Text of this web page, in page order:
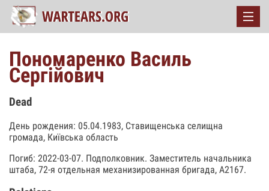
Пономаренко Василь
Сергійович
Dead
День рождения: 05.04.1983, Ставищенська селищна
громада, Київська область
Погиб: 2022-03-07. Подполковник. Заместитель начальника
штаба, 72-я отдельная механизированная бригада, А2167.